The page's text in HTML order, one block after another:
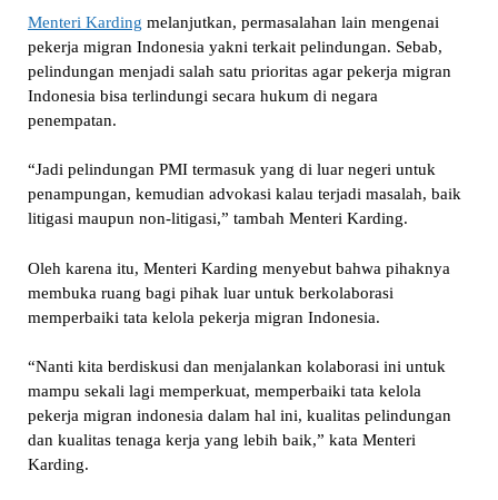
Menteri Karding melanjutkan, permasalahan lain mengenai
pekerja migran Indonesia yakni terkait pelindungan. Sebab,
pelindungan menjadi salah satu prioritas agar pekerja migran
Indonesia bisa terlindungi secara hukum di negara
penempatan.
“Jadi pelindungan PMI termasuk yang di luar negeri untuk
penampungan, kemudian advokasi kalau terjadi masalah, baik
litigasi maupun non-litigasi,” tambah Menteri Karding.
Oleh karena itu, Menteri Karding menyebut bahwa pihaknya
membuka ruang bagi pihak luar untuk berkolaborasi
memperbaiki tata kelola pekerja migran Indonesia.
“Nanti kita berdiskusi dan menjalankan kolaborasi ini untuk
mampu sekali lagi memperkuat, memperbaiki tata kelola
pekerja migran indonesia dalam hal ini, kualitas pelindungan
dan kualitas tenaga kerja yang lebih baik,” kata Menteri
Karding.